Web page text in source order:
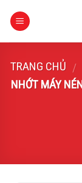
TRANG CHỦ /
NHỚT MÁY